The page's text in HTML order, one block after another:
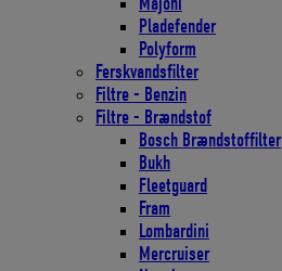
Pladefender
Polyform
Ferskvandsfilter
Filtre - Benzin
Filtre - Brændstof
Bosch Brændstoffilter
Bukh
Fleetguard
Fram
Lombardini
Mercruiser